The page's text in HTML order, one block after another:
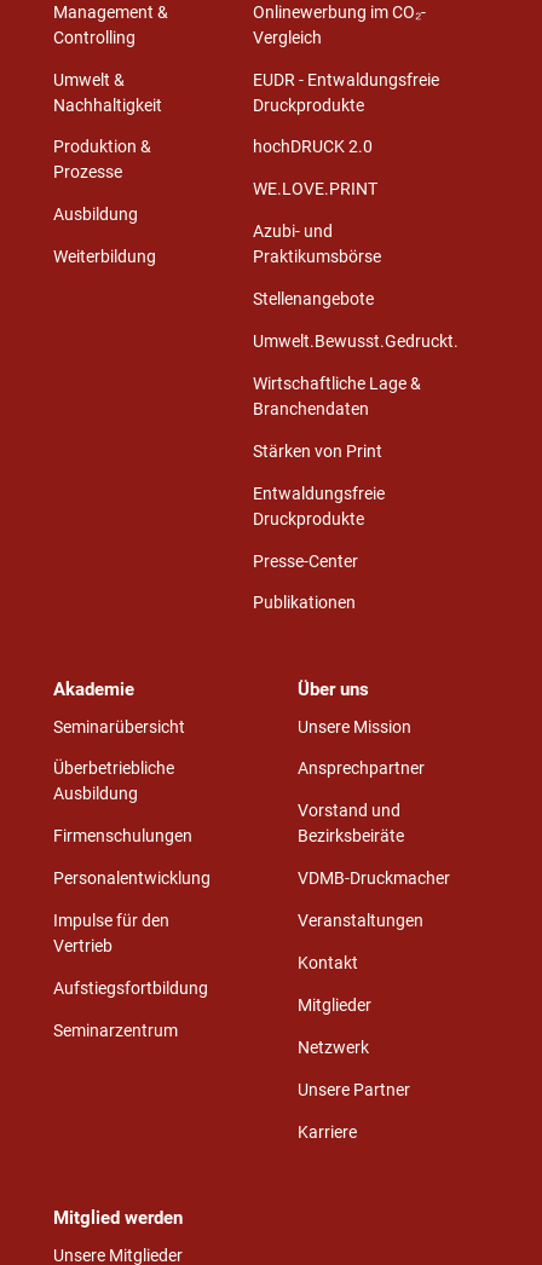
Management &
Controlling
Umwelt &
Nachhaltigkeit
Produktion &
Prozesse
Ausbildung
Weiterbildung
Onlinewerbung im CO₂-
Vergleich
EUDR - Entwaldungsfreie
Druckprodukte
hochDRUCK 2.0
WE.LOVE.PRINT
Azubi- und
Praktikumsbörse
Stellenangebote
Umwelt.Bewusst.Gedruckt.
Wirtschaftliche Lage &
Branchendaten
Stärken von Print
Entwaldungsfreie
Druckprodukte
Presse-Center
Publikationen
Akademie
Seminarübersicht
Überbetriebliche
Ausbildung
Firmenschulungen
Personalentwicklung
Impulse für den
Vertrieb
Aufstiegsfortbildung
Seminarzentrum
Über uns
Unsere Mission
Ansprechpartner
Vorstand und
Bezirksbeiräte
VDMB-Druckmacher
Veranstaltungen
Kontakt
Mitglieder
Netzwerk
Unsere Partner
Karriere
Mitglied werden
Unsere Mitglieder